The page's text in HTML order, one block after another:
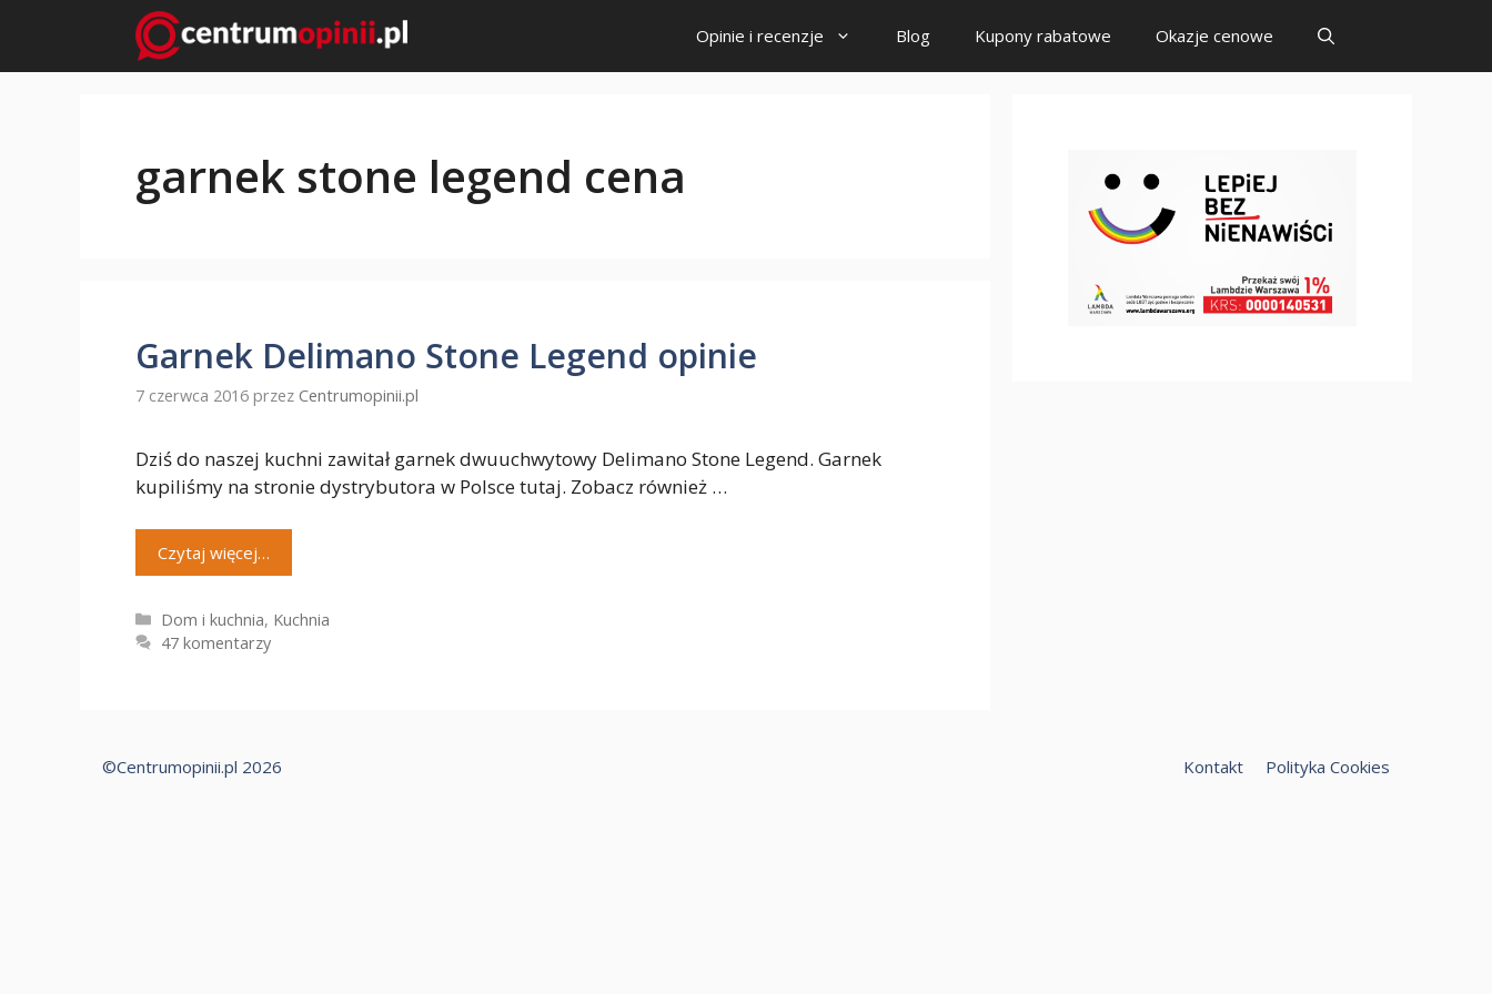
treści
Opinie i recenzje Blog Kupony rabatowe Okazje cenowe
garnek stone legend cena
Garnek Delimano Stone Legend opinie
7 czerwca 2016 przez Centrumopinii.pl
Dziś do naszej kuchni zawitał garnek dwuuchwytowy Delimano Stone Legend. Garnek
kupiliśmy na stronie dystrybutora w Polsce tutaj. Zobacz również …
Czytaj więcej…
Kategorie
Dom i kuchnia, Kuchnia
47 komentarzy
Kontakt Polityka Cookies
©Centrumopinii.pl 2026